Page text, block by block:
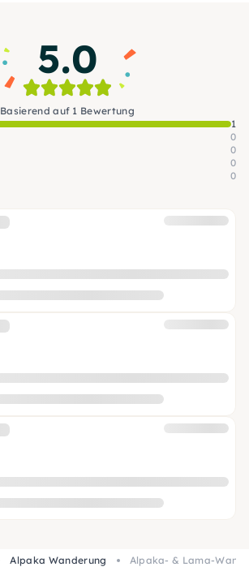
5.0
Basierend auf 1 Bewertung
1
0
0
0
0
Alpaka Wanderung
Alpaka- & Lama-